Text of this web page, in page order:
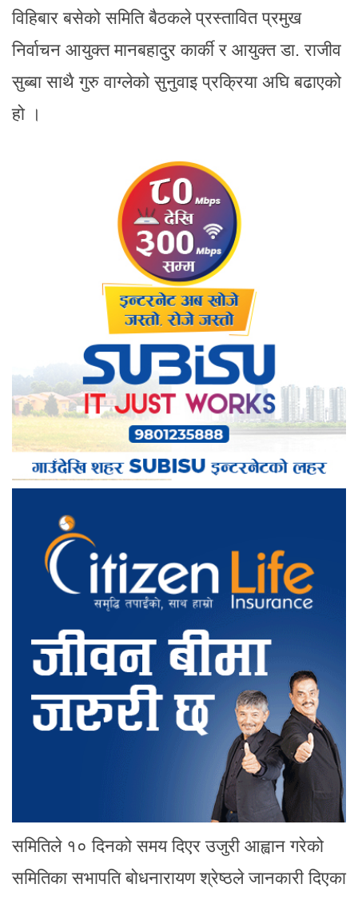
विहिबार बसेको समिति बैठकले प्रस्तावित प्रमुख
निर्वाचन आयुक्त मानबहादुर कार्की र आयुक्त डा. राजीव
सुब्बा साथै गुरु वाग्लेको सुनुवाइ प्रक्रिया अघि बढाएको
हो ।
समितिले १० दिनको समय दिएर उजुरी आह्वान गरेको
समितिका सभापति बोधनारायण श्रेष्ठले जानकारी दिएका